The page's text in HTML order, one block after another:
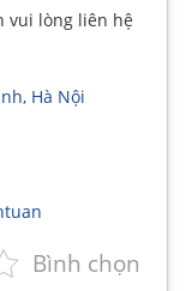
vui lòng liên hệ
Hà Nội
Bình chọn